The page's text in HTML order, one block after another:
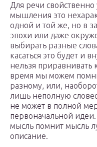
Для речи свойственно
мышления это
одной и той же, но в
эпохи или даже
выбирать разные
касаться это будет и
нельзя
время мы можем
разному, или,
лишь неполную
не может в полной
первоначальной
мысль помнит мысль
описание.